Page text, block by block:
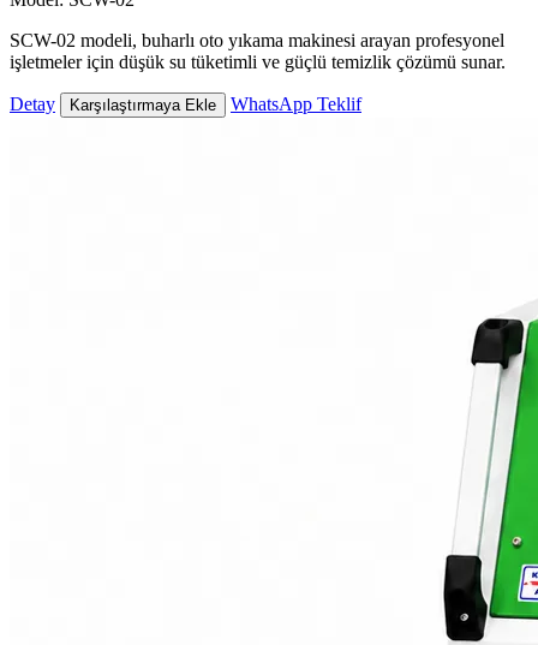
SCW-02 modeli, buharlı oto yıkama makinesi arayan profesyonel
işletmeler için düşük su tüketimli ve güçlü temizlik çözümü sunar.
Detay Karşılaştırmaya Ekle WhatsApp Teklif